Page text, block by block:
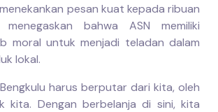
pesan kuat kepada ribuan
bahwa ASN memiliki
moral untuk menjadi teladan dalam
lokal.
harus berputar dari kita, oleh
kita. Dengan berbelanja di sini, kita